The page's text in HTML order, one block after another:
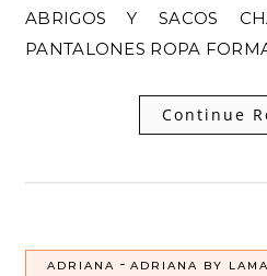
ABRIGOS Y SACOS
PANTALONES ROPA
Continue
ADRIANA - ADRIANA BY